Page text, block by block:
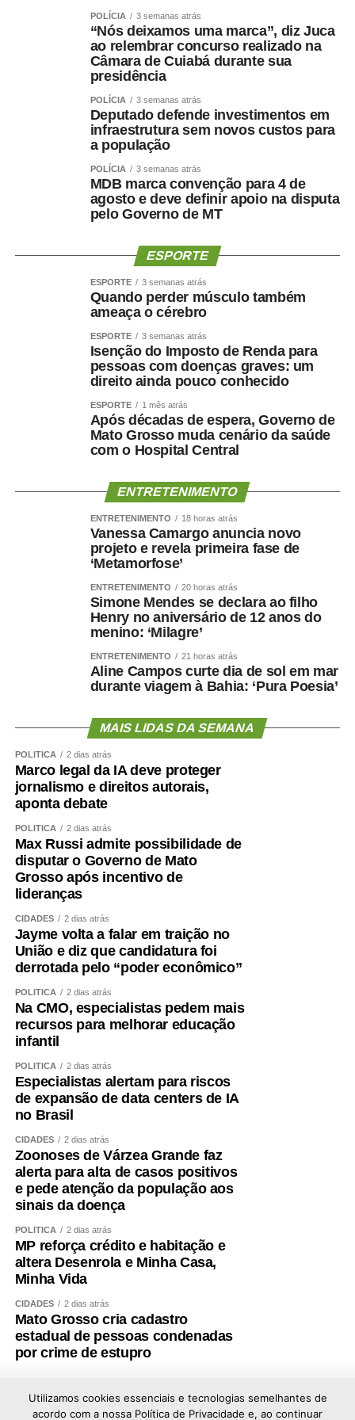
eficiente. Em 2026, não basta prometer um futuro melhor.
É preciso convencer o eleitor de que o futuro do outro
será insuportável.
Não por acaso, pesquisas recentes mostram que a
disputa presidencial já não se organiza apenas em torno
da preferência do eleitor, mas também do medo da vitória
do adversário. Em levantamento recente, brasileiros
preocupação: uma eventual vitória de Flávio Bolsonaro
ou a reeleição de Lula. O dado diz muito. Em vez de
escolher quem parece mais capaz de conduzir o país,
precisa ser impedido de governar. Quando o medo ocupa
passa a disputar espaço com o pânico.
a política brasileira parece ter desaprendido: adversário
não é inimigo. No futebol, ninguém propõe acabar com o
time rival para conquistar o título. Pelo contrário. Sem
adversário, não há jogo, não há campeonato e não há
campeão. Na democracia deveria valer a mesma regra.
Mas a polarização resolveu fazer uma inovação curiosa:
quer preservar a democracia eliminando justamente
aquilo que a torna possível,a existência de quem pensa
diferente. O adversário virou ameaça, o voto virou
julgamento moral e a divergência passou a ser tratada
como defeito de caráter. E, quando isso acontece, a
eleição deixa de escolher governantes para começar a
A Copa termina, mas deixa uma provocação para a
política brasileira. O campeonato acaba. A democracia,
no trabalho, nas reuniões de família e em todos os
lugares onde seguimos convivendo com quem votou
jogar a mesma partida.
No futebol, o VAR revisa o lance e, confirmada a decisão,
o jogo segue. Na política, há sempre quem queira rever o
lance mais uma vez, como se um novo replay tivesse o
poder de mudar um resultado já homologado, apenas
porque o placar não saiu como a “torcida” esperava. No
futebol, isso é apenas inconformismo. Na política, é a
recusa em aceitar que o apito final também vale para as
eleições. É assim que o
nas urnas.
Christiany Fonseca é Cientista Política e Doutora em
COMENTE ABAIXO:
WhatsApp
POLÍCIA 3 semanas atrás
“Nós deixamos uma marca”, diz Juca
ao relembrar concurso realizado na
Câmara de Cuiabá durante sua
presidência
POLÍCIA 3 semanas atrás
Deputado defende investimentos em
infraestrutura sem novos custos para
a população
POLÍCIA 3 semanas atrás
MDB marca convenção para 4 de
agosto e deve definir apoio na disputa
pelo Governo de MT
ESPORTE
ESPORTE 3 semanas atrás
Quando perder músculo também
ameaça o cérebro
ESPORTE 3 semanas atrás
Isenção do Imposto de Renda para
pessoas com doenças graves: um
direito ainda pouco conhecido
ESPORTE 1 mês atrás
Após décadas de espera, Governo de
Mato Grosso muda cenário da saúde
com o Hospital Central
ENTRETENIMENTO
ENTRETENIMENTO 18 horas atrás
Vanessa Camargo anuncia novo
projeto e revela primeira fase de
‘Metamorfose’
ENTRETENIMENTO 20 horas atrás
Simone Mendes se declara ao filho
Henry no aniversário de 12 anos do
menino: ‘Milagre’
ENTRETENIMENTO 21 horas atrás
Aline Campos curte dia de sol em mar
durante viagem à Bahia: ‘Pura Poesia’
MAIS LIDAS DA SEMANA
POLÍTICA 2 dias atrás
Marco legal da IA deve proteger
jornalismo e direitos autorais,
aponta debate
POLÍTICA 2 dias atrás
Max Russi admite possibilidade de
disputar o Governo de Mato
Grosso após incentivo de
lideranças
CIDADES 2 dias atrás
Jayme volta a falar em traição no
União e diz que candidatura foi
derrotada pelo “poder econômico”
POLÍTICA 2 dias atrás
Na CMO, especialistas pedem mais
recursos para melhorar educação
infantil
POLÍTICA 2 dias atrás
Especialistas alertam para riscos
de expansão de data centers de IA
no Brasil
CIDADES 2 dias atrás
Zoonoses de Várzea Grande faz
alerta para alta de casos positivos
e pede atenção da população aos
sinais da doença
POLÍTICA 2 dias atrás
MP reforça crédito e habitação e
altera Desenrola e Minha Casa,
Minha Vida
CIDADES 2 dias atrás
Mato Grosso cria cadastro
estadual de pessoas condenadas
por crime de estupro
Utilizamos cookies essenciais e tecnologias semelhantes de
acordo com a nossa Política de Privacidade e, ao continuar